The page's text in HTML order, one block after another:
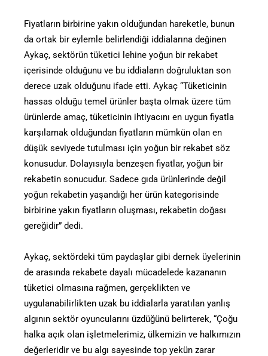
Fiyatların birbirine yakın olduğundan hareketle, bunun
da ortak bir eylemle belirlendiği iddialarına değinen
Aykaç, sektörün tüketici lehine yoğun bir rekabet
içerisinde olduğunu ve bu iddiaların doğruluktan son
derece uzak olduğunu ifade etti. Aykaç “Tüketicinin
hassas olduğu temel ürünler başta olmak üzere tüm
ürünlerde amaç, tüketicinin ihtiyacını en uygun fiyatla
karşılamak olduğundan fiyatların mümkün olan en
düşük seviyede tutulması için yoğun bir rekabet söz
konusudur. Dolayısıyla benzeşen fiyatlar, yoğun bir
rekabetin sonucudur. Sadece gıda ürünlerinde değil
yoğun rekabetin yaşandığı her ürün kategorisinde
birbirine yakın fiyatların oluşması, rekabetin doğası
gereğidir” dedi.
Aykaç, sektördeki tüm paydaşlar gibi dernek üyelerinin
de arasında rekabete dayalı mücadelede kazananın
tüketici olmasına rağmen, gerçeklikten ve
uygulanabilirlikten uzak bu iddialarla yaratılan yanlış
algının sektör oyuncularını üzdüğünü belirterek, “Çoğu
halka açık olan işletmelerimiz, ülkemizin ve halkımızın
değerleridir ve bu algı sayesinde top yekün zarar